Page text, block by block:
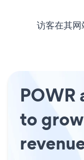
访客在其
POWR
to